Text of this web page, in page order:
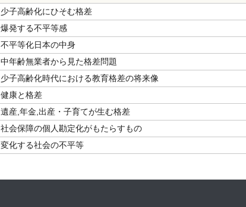
少子高齢化にひそむ格差
爆発する不平等感
不平等化日本の中身
中年齢無業者から見た格差問題
少子高齢化時代における教育格差の将来像
健康と格差
遺産,年金,出産・子育てが生む格差
社会保障の個人勘定化がもたらすもの
変化する社会の不平等